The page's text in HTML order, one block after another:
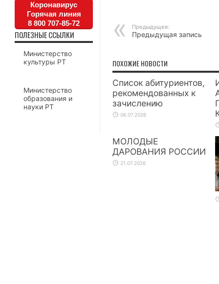
Предыдущее:
Предыдущая запись
ПОХОЖИЕ НОВОСТИ
Список абитуриентов,
рекомендованных к
зачислению
06.07.2026
МОЛОДЫЕ
ДАРОВАНИЯ РОССИИ
21.07.2026
Коронавирус
Горячая линия
8 800 707-85-72
ПОЛЕЗНЫЕ ССЫЛКИ
Министерство
культуры РТ
Министерство
образования и
науки РТ